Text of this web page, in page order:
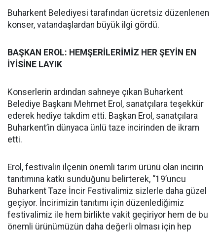
Buharkent Belediyesi tarafından ücretsiz düzenlenen
konser, vatandaşlardan büyük ilgi gördü.
BAŞKAN EROL: HEMŞERİLERİMİZ HER ŞEYİN EN
İYİSİNE LAYIK
Konserlerin ardından sahneye çıkan Buharkent
Belediye Başkanı Mehmet Erol, sanatçılara teşekkür
ederek hediye takdim etti. Başkan Erol, sanatçılara
Buharkent’in dünyaca ünlü taze incirinden de ikram
etti.
Erol, festivalin ilçenin önemli tarım ürünü olan incirin
tanıtımına katkı sunduğunu belirterek, “19’uncu
Buharkent Taze İncir Festivalimiz sizlerle daha güzel
geçiyor. İncirimizin tanıtımı için düzenlediğimiz
festivalimiz ile hem birlikte vakit geçiriyor hem de bu
önemli ürünümüzün daha değerli olması için hep